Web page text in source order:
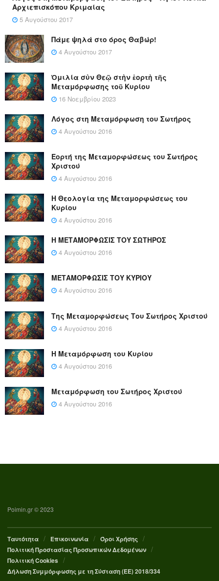
Αρχιεπισκόπου Κριμαίας
5 Αυγούστου 2017
Πάμε ψηλά στο όρος Θαβώρ!
4 Αυγούστου 2017
Ὁμιλία σὺν Θεῷ στὴν ἑορτὴ τῆς
Μεταμόρφωσης τοῦ Κυρίου
16 Νοεμβρίου 2023
Λόγος στη Μεταμόρφωση του Σωτήρος
4 Αυγούστου 2016
Εορτή της Μεταμορφώσεως του Σωτήρος
Χριστού
4 Αυγούστου 2016
Η Θεολογία της Μεταμορφώσεως του
Κυρίου
4 Αυγούστου 2016
Η ΜΕΤΑΜΟΡΦΩΣΙΣ ΤΟΥ ΣΩΤΗΡΟΣ
4 Αυγούστου 2016
ΜΕΤΑΜΟΡΦΩΣΙΣ ΤΟΥ ΚΥΡΙΟΥ
4 Αυγούστου 2016
Της Μεταμορφώσεως Του Σωτήρος Χριστού
4 Αυγούστου 2016
Η Μεταμόρφωση του Κυρίου
4 Αυγούστου 2016
Μεταμόρφωση του Σωτήρος Χριστού
4 Αυγούστου 2016
Poimin.gr © 2023
Ταυτότητα Επικοινωνία
Όροι Χρήσης
Πολιτική Προστασίας Προσωπικών Δεδομένων
Πολιτική Cookies
Δήλωση Συμμόρφωσης με τη Σύσταση (ΕΕ) 2018/334